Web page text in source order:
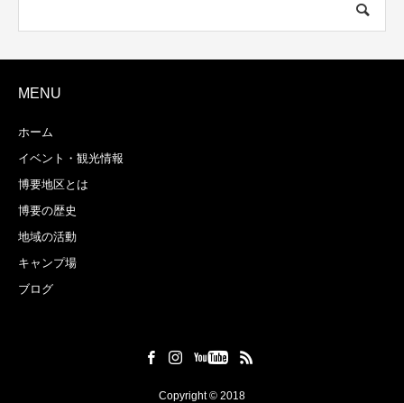
MENU
ホーム
イベント・観光情報
博要地区とは
博要の歴史
地域の活動
キャンプ場
ブログ
Copyright © 2018